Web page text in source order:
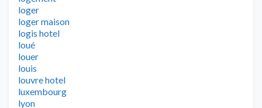
loger
loger maison
logis hotel
loué
louer
louis
louvre hotel
luxembourg
lyon